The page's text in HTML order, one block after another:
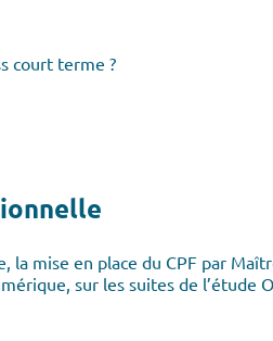
court terme ?
mise en place du CPF par
sur les suites de l’étude